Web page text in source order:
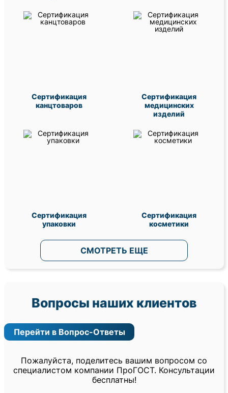
Сертификация
канцтоваров
Сертификация
медицинских
изделий
Сертификация
упаковки
Сертификация
косметики
СМОТРЕТЬ ЕЩЕ
Вопросы наших клиентов
Перейти в Вопрос-Ответы
Пожалуйста, поделитесь вашим вопросом со
специалистом компании ПроГОСТ. Консультации
бесплатны!